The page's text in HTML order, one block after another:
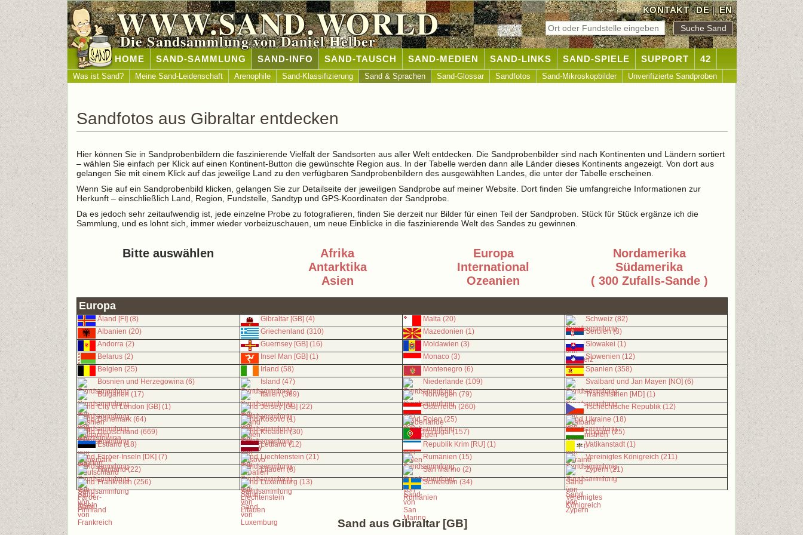
KONTAKT DE|EN
WWW.SAND.WORLD
Die Sandsammlung von Daniel Helber
HOME SAND-SAMMLUNG SAND-INFO SAND-TAUSCH SAND-MEDIEN SAND-LINKS SAND-SPIELE SUPPORT 42
Was ist Sand? Meine Sand-Leidenschaft Arenophile Sand-Klassifizierung Sand & Sprachen Sand-Glossar Sandfotos Sand-Mikroskopbilder Unverifizierte Sandproben
Sandfotos aus Gibraltar entdecken
Hier können Sie in Sandprobenbildern die faszinierende Vielfalt der Sandsorten aus aller Welt entdecken. Die Sandprobenbilder sind nach Kontinenten und Ländern sortiert
– wählen Sie einfach per Klick auf einen Kontinent-Button die gewünschte Region aus. In der Tabelle werden dann alle Länder dieses Kontinents angezeigt. Von dort aus
gelangen Sie mit einem Klick auf das jeweilige Land zu den verfügbaren Sandprobenbildern des ausgewählten Landes, die unter der Tabelle erscheinen.
Wenn Sie auf ein Sandprobenbild klicken, gelangen Sie zur Detailseite der jeweiligen Sandprobe auf meiner Website. Dort finden Sie umfangreiche Informationen zur
Herkunft – einschließlich Land, Region, Fundstelle, Sandtyp und GPS-Koordinaten der Sandprobe.
Da es jedoch sehr zeitaufwendig ist, jede einzelne Probe zu fotografieren, finden Sie derzeit nur Bilder für einen Teil der Sandproben. Stück für Stück ergänze ich die
Sammlung, und es lohnt sich, immer wieder vorbeizuschauen, um neue Einblicke in die faszinierende Welt des Sandes zu gewinnen.
Bitte auswählen Afrika Europa
Nordamerika
Antarktika
International
Südamerika
Asien
Ozeanien ( 300 Zufalls-Sande )
Europa
Åland [FI] (8) Gibraltar [GB] (4) Malta (20)
Schweiz (82)
Albanien (20)
Griechenland (310) Mazedonien (1)
Serbien (3)
Andorra (2)
Guernsey [GB] (16) Moldawien (3)
Slowakei (1)
Belarus (2)
Insel Man [GB] (1) Monaco (3)
Slowenien (12)
Belgien (25)
Irland (58) Montenegro (6)
Spanien (358)
Bosnien und Herzegowina (6)
Island (47) Niederlande (109)
Svalbard und Jan Mayen [NO] (6)
Bulgarien (17)
Italien (369) Norwegen (79)
Transnistrien [MD] (1)
City of London [GB] (1)
Jersey [GB] (22) Österreich (260)
Tschechische Republik (12)
Dänemark (64)
Kosovo (1) Polen (25)
Ukraine (18)
Deutschland (669)
Kroatien (30) Portugal (157)
Ungarn (25)
Estland (18)
Lettland (12) Republik Krim [RU] (1)
Vatikanstadt (1)
Färöer-Inseln [DK] (7)
Liechtenstein (21) Rumänien (15)
Vereinigtes Königreich (211)
Finnland (22)
Litauen (8) San Marino (2)
Zypern (21)
Frankreich (256)
Luxemburg (13) Schweden (34)
Sand aus Gibraltar [GB]